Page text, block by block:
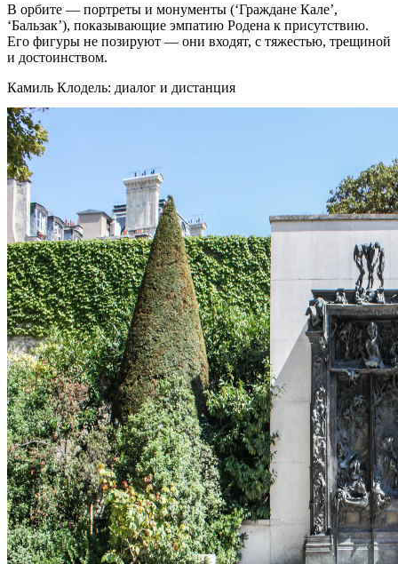
В орбите — портреты и монументы (‘Граждане Кале’,
‘Бальзак’), показывающие эмпатию Родена к присутствию.
Его фигуры не позируют — они входят, с тяжестью, трещиной
и достоинством.
Камиль Клодель: диалог и дистанция